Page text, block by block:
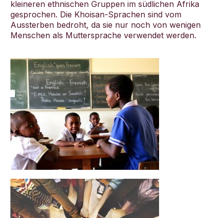
kleineren ethnischen Gruppen im südlichen Afrika
gesprochen. Die Khoisan-Sprachen sind vom
Aussterben bedroht, da sie nur noch von wenigen
Menschen als Muttersprache verwendet werden.